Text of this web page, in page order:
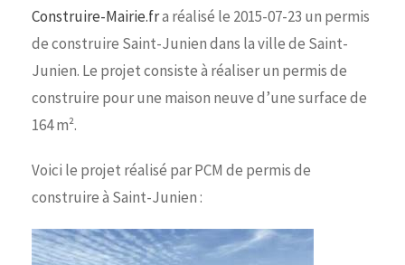
Construire-Mairie.fra réalisé le 2015-07-23 un permis
de construire Saint-Junien dans la ville de Saint-
Junien. Le projet consiste à réaliser un permis de
construire pour une maison neuve d’une surface de
164 m².
Voici le projet réalisé par PCM de permis de
construire à Saint-Junien :